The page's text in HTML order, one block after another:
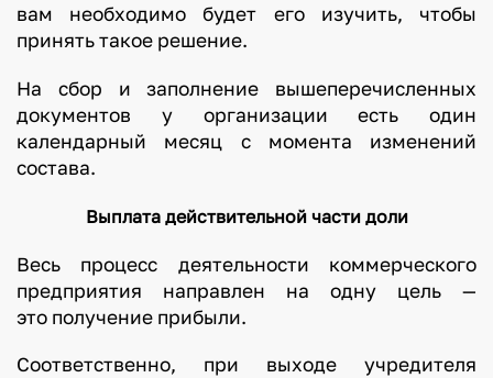
вам необходимо будет его изучить, чтобы
принять такое решение.
На сбор и заполнение вышеперечисленных
документов у организации есть один
календарный месяц с момента изменений
состава.
Выплата действительной части доли
Весь процесс деятельности коммерческого
предприятия направлен на одну цель —
это получение прибыли.
Соответственно, при выходе учредителя